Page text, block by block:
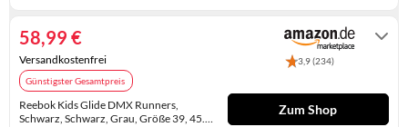
RÖCKE
UMSTANDSMODE
SCHMUCKAUFBEWAHRUNG
SCHMUCKKÄSTCHEN
HERREN-STIEFEL
HERRENSCHUHE
HOCHZEITSSCHUHE
RUCKSÄCKE
SCHULTASCHEN
SPORTTASCHEN
Reebok Kids Glide DMX Runners,
Schwarz, Schwarz, Grau, Größe 39, 45.5
3,9 (234)
Günstigster Gesamtpreis
58,99 €
Versandkostenfrei
Zum Shop